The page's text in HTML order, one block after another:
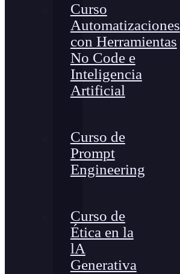
Curso
Automatizaciones
con Herramientas
No Code e
Inteligencia
Artificial
Curso de
Prompt
Engineering
Curso de
Ética en la
lA
Generativa